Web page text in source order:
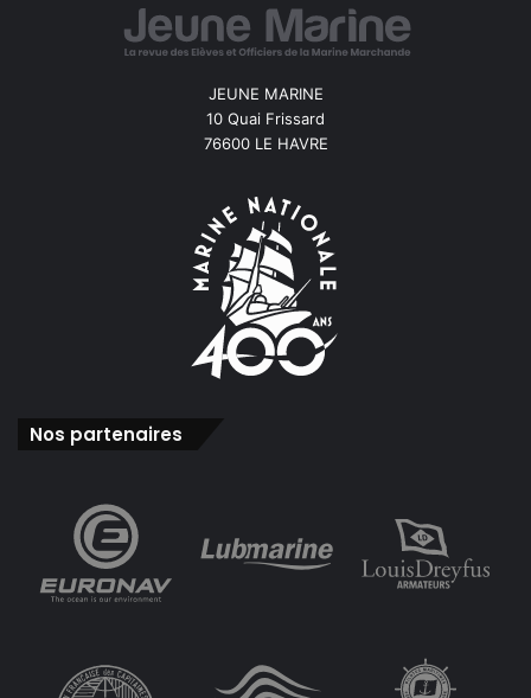
JEUNE MARINE
10 Quai Frissard
76600 LE HAVRE
Nos partenaires